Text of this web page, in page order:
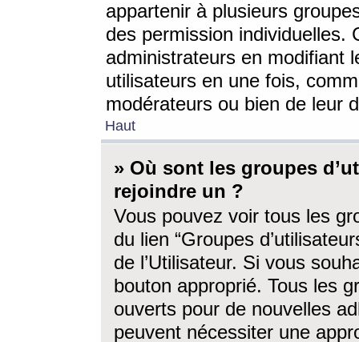
appartenir à plusieurs
des permission individuelles.
administrateurs en modifiant
utilisateurs en une fois,
modérateurs ou bien de leur
Haut
» Où sont les groupes
rejoindre un ?
Vous pouvez voir tous les
du lien “Groupes
de l’Utilisateur. Si vous
bouton approprié. Tous les
ouverts pour de nouvelles
peuvent nécessiter une